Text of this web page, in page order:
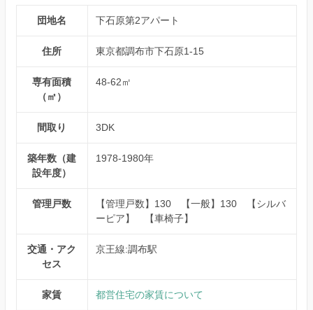
団地名 下石原第2アパート
住所 東京都調布市下石原1-15
専有面積
（㎡）
48-62㎡
間取り 3DK
築年数（建
設年度）
1978-1980年
管理戸数
【管理戸数】130 【一般】130 【シルバ
ーピア】 【車椅子】
交通・アク
セス
京王線:調布駅
家賃 都営住宅の家賃について